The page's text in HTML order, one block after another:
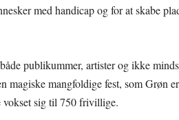
med handicap og for at skabe
publikummer, artister og ikke
magiske mangfoldige fest, som Grøn
vokset sig til 750 frivillige.